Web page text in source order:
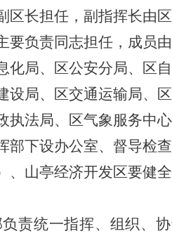
区长担任，副指挥长由 区
要负责同志担任，成员由
化局、 区公安分局、 区
设局、 区交通运输局、 区
执法局、 区气象服务中心
部下设办公室、督导检
、 山亭经济开发区要健
责统一指挥、组织、